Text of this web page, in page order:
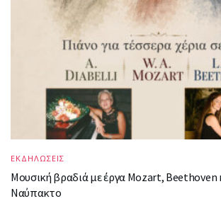
ΕΚΔΗΛΩΣΕΙΣ
Μουσική βραδιά με έργα Mozart, Beethoven
Ναύπακτο